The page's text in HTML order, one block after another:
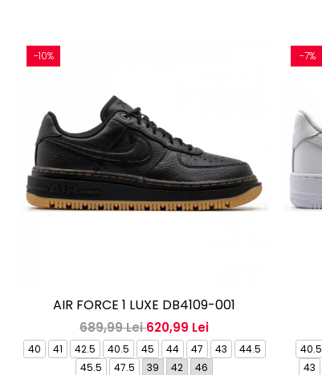
-10%
AIR FORCE 1 LUXE DB4109-001
689,99 Lei620,99 Lei
40 41 42.5 40.5 45 44 47 43
44.5
45.5
47.5 39 42 46
-7%
40.5
43